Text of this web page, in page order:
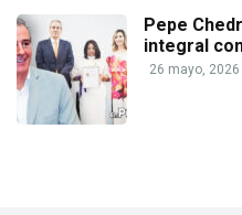
Pepe
integral
26 mayo, 2026